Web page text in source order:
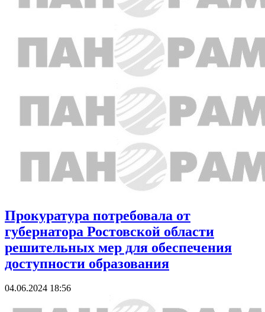
Прокуратура потребовала от
губернатора Ростовской области
решительных мер для обеспечения
доступности образования
04.06.2024 18:56